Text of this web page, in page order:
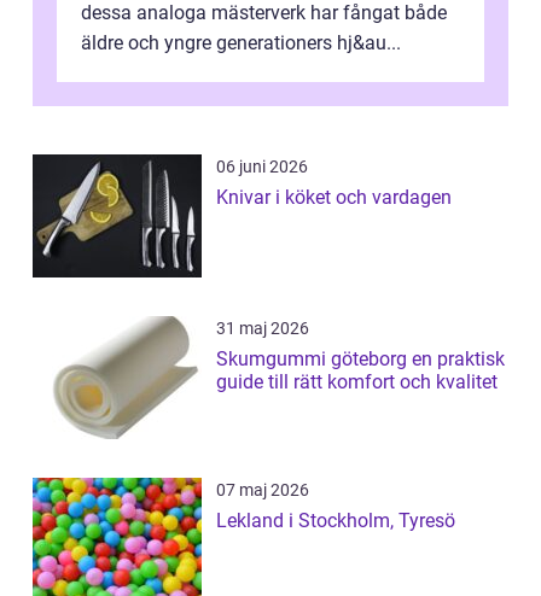
dessa analoga mästerverk har fångat både
äldre och yngre generationers hj&au...
06 juni 2026
Knivar i köket och vardagen
31 maj 2026
Skumgummi göteborg en praktisk
guide till rätt komfort och kvalitet
07 maj 2026
Lekland i Stockholm, Tyresö